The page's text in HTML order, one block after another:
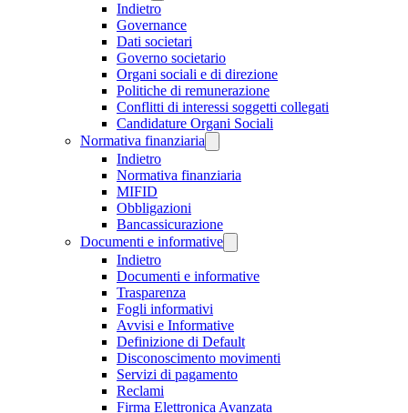
Indietro
Governance
Dati societari
Governo societario
Organi sociali e di direzione
Politiche di remunerazione
Conflitti di interessi soggetti collegati
Candidature Organi Sociali
Normativa finanziaria
Indietro
Normativa finanziaria
MIFID
Obbligazioni
Bancassicurazione
Documenti e informative
Indietro
Documenti e informative
Trasparenza
Fogli informativi
Avvisi e Informative
Definizione di Default
Disconoscimento movimenti
Servizi di pagamento
Reclami
Firma Elettronica Avanzata